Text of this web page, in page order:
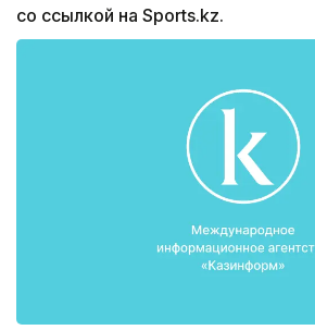
со ссылкой на Sports.kz.